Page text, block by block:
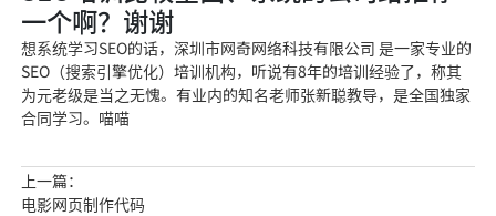
一个啊？谢谢
想系统学习SEO的话，深圳市网奇网络科技有限公司 是一家专业的
SEO（搜索引擎优化）培训机构，听说有8年的培训经验了，称其
为元老级是当之无愧。有业内的知名老师张新聪教导，是全国独家
合同学习。喵喵
上一篇：
电影网页制作代码